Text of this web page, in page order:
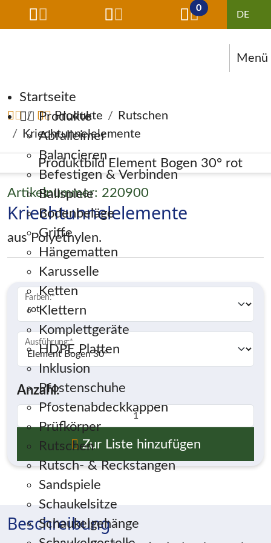
0
Menü
Navigation überspringen
Startseite
Produkte
Abfalleimer
Balancieren
Befestigen & Verbinden
Ballspiele
Bodenbeläge
Griffe
Hängematten
Karusselle
Ketten
Klettern
Komplettgeräte
HDPE Platten
Inklusion
Pfostenschuhe
Pfostenabdeckkappen
Prüfkörper
Rutschen
Rutsch- & Reckstangen
Sandspiele
Schaukelsitze
Schaukelgehänge
Produkte
Rutschen
Kriechtunnelelemente
Artikelnummer: 220900
Kriechtunnelelemente
aus Polyethylen.
Farben:*
Ausführung:*
Anzahl:
Zur Liste hinzufügen
Beschreibung